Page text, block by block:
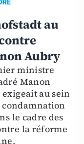
au
Aubry
ministre
Manon
au sein
le cadre des
la réforme